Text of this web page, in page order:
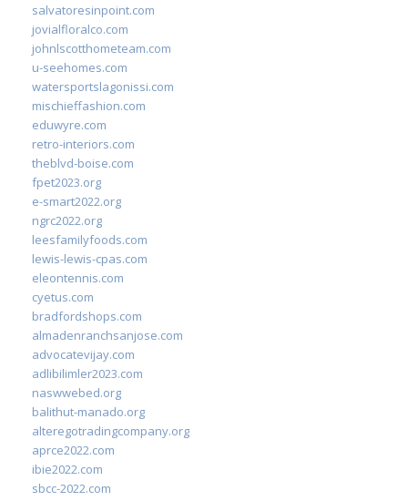
salvatoresinpoint.com
jovialfloralco.com
johnlscotthometeam.com
u-seehomes.com
watersportslagonissi.com
mischieffashion.com
eduwyre.com
retro-interiors.com
theblvd-boise.com
fpet2023.org
e-smart2022.org
ngrc2022.org
leesfamilyfoods.com
lewis-lewis-cpas.com
eleontennis.com
cyetus.com
bradfordshops.com
almadenranchsanjose.com
advocatevijay.com
adlibilimler2023.com
naswwebed.org
balithut-manado.org
alteregotradingcompany.org
aprce2022.com
ibie2022.com
sbcc-2022.com